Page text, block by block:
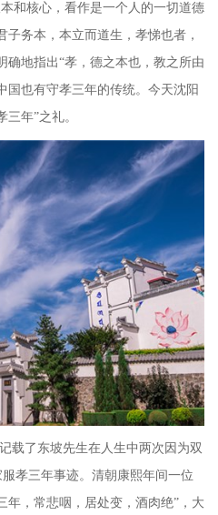
和核心，看作是一个人的一切道德
子务本，本立而道生，孝悌也者，
确地指出“孝，德之本也，教之所由
国也有守孝三年的传统。今天沈阳
年”之礼。
了东坡先生在人生中两次因为双
孝三年事迹。清朝康熙年间一位
年，常悲咽，居处变，酒肉绝”，大